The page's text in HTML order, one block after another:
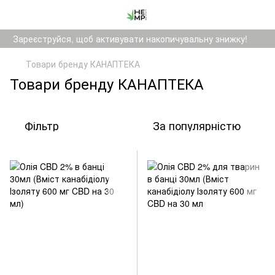
Зареєструйся, щоб активувати накопичувальну знижку!
Товари бренду КАНАПТЕКА
Товари бренду КАНАПТЕКА
Фільтр За популярністю